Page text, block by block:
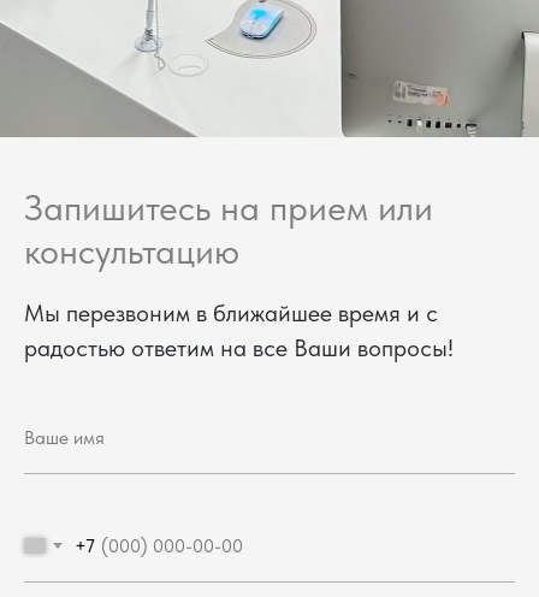
Запишитесь на прием или
консультацию
Мы перезвоним в ближайшее время и с
радостью ответим на все Ваши вопросы!
+7